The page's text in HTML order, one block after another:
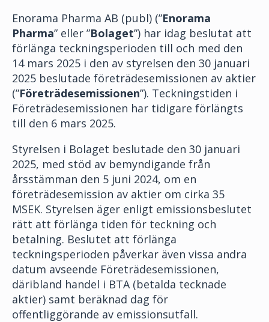
Enorama Pharma AB (publ) (”Enorama
Pharma” eller ”Bolaget”) har idag beslutat att
förlänga teckningsperioden till och med den
14 mars 2025 i den av styrelsen den 30 januari
2025 beslutade företrädesemissionen av aktier
(”Företrädesemissionen”). Teckningstiden i
Företrädesemissionen har tidigare förlängts
till den 6 mars 2025.
Styrelsen i Bolaget beslutade den 30 januari
2025, med stöd av bemyndigande från
årsstämman den 5 juni 2024, om en
företrädesemission av aktier om cirka 35
MSEK. Styrelsen äger enligt emissionsbeslutet
rätt att förlänga tiden för teckning och
betalning. Beslutet att förlänga
teckningsperioden påverkar även vissa andra
datum avseende Företrädesemissionen,
däribland handel i BTA (betalda tecknade
aktier) samt beräknad dag för
offentliggörande av emissionsutfall.